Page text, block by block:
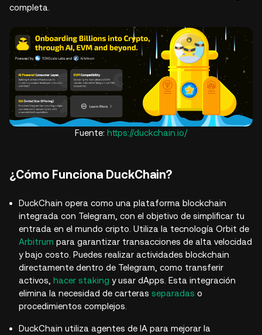
completa.
Fuente: https://duckchain.io/
¿Cómo Funciona DuckChain?
DuckChain opera como una plataforma blockchain
integrada con Telegram, con el objetivo de simplificar tu
entrada en el mundo cripto. Utiliza la tecnología Orbit de
Arbitrum para garantizar transacciones de alta velocidad
y bajo costo. Puedes realizar actividades blockchain
directamente dentro de Telegram, como transferir
activos, hacer staking y usar dApps. Esta integración
elimina la necesidad de carteras separadas o
procedimientos complejos.
DuckChain utiliza agentes de IA para mejorar la